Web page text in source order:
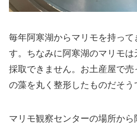
毎年阿寒湖からマリモを持って
す。ちなみに阿寒湖のマリモ
採取できません。お土産屋で売
の藻を丸く整形したものだそう
マリモ観察センターの場所から